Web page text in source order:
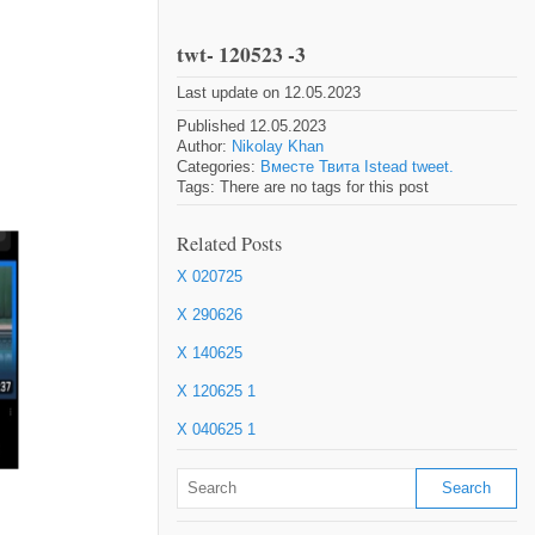
twt- 120523 -3
Last update on 12.05.2023
Published 12.05.2023
Author: Nikolay Khan
Categories: Вместе Твита Istead tweet.
Tags: There are no tags for this post
Related Posts
X 020725
X 290626
X 140625
X 120625 1
X 040625 1